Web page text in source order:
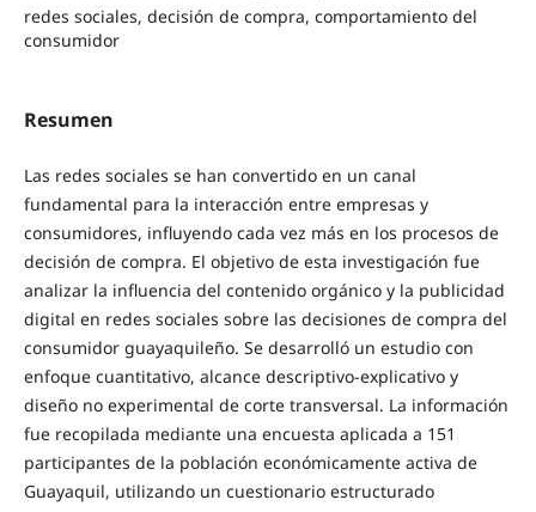
redes sociales, decisión de compra, comportamiento del
consumidor
Resumen
Las redes sociales se han convertido en un canal
fundamental para la interacción entre empresas y
consumidores, influyendo cada vez más en los procesos de
decisión de compra. El objetivo de esta investigación fue
analizar la influencia del contenido orgánico y la publicidad
digital en redes sociales sobre las decisiones de compra del
consumidor guayaquileño. Se desarrolló un estudio con
enfoque cuantitativo, alcance descriptivo-explicativo y
diseño no experimental de corte transversal. La información
fue recopilada mediante una encuesta aplicada a 151
participantes de la población económicamente activa de
Guayaquil, utilizando un cuestionario estructurado